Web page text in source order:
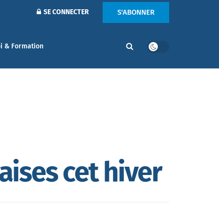
SE CONNECTER S'ABONNER
& Formation
cet hiver